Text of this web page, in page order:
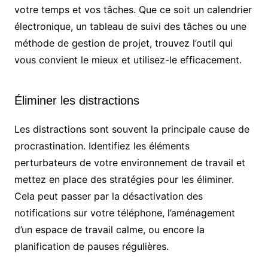
votre temps et vos tâches. Que ce soit un calendrier
électronique, un tableau de suivi des tâches ou une
méthode de gestion de projet, trouvez l’outil qui
vous convient le mieux et utilisez-le efficacement.
Éliminer les distractions
Les distractions sont souvent la principale cause de
procrastination. Identifiez les éléments
perturbateurs de votre environnement de travail et
mettez en place des stratégies pour les éliminer.
Cela peut passer par la désactivation des
notifications sur votre téléphone, l’aménagement
d’un espace de travail calme, ou encore la
planification de pauses régulières.